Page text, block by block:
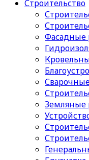
Строительство
Фасадные
Земляные